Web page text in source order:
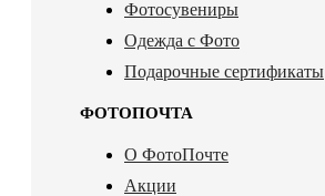
Фотосувениры
Одежда с Фото
Подарочные сертификаты
ФОТОПОЧТА
О ФотоПочте
Акции